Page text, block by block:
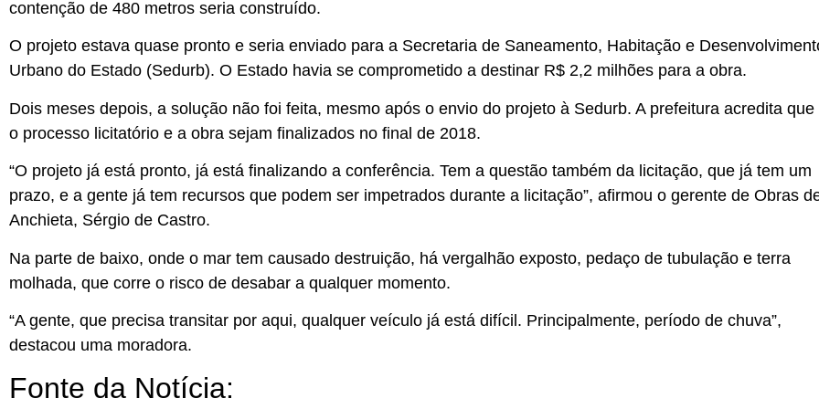
contenção de 480 metros seria construído.
O projeto estava quase pronto e seria enviado para a Secretaria de Saneamento, Habitação e
Urbano do Estado (Sedurb). O Estado havia se comprometido a destinar R$ 2,2 milhões para a obra.
Dois meses depois, a solução não foi feita, mesmo após o envio do projeto à Sedurb. A prefeitura acredita que
o processo licitatório e a obra sejam finalizados no final de 2018.
“O projeto já está pronto, já está finalizando a conferência. Tem a questão também da licitação, que já tem um
prazo, e a gente já tem recursos que podem ser impetrados durante a licitação”, afirmou o gerente de Obras
Anchieta, Sérgio de Castro.
Na parte de baixo, onde o mar tem causado destruição, há vergalhão exposto, pedaço de tubulação e terra
molhada, que corre o risco de desabar a qualquer momento.
“A gente, que precisa transitar por aqui, qualquer veículo já está difícil. Principalmente, período de chuva”,
destacou uma moradora.
Fonte da Notícia: